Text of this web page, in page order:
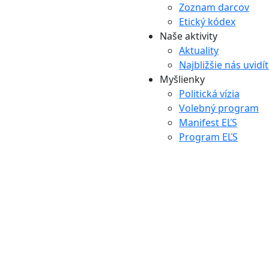
Zoznam darcov
Etický kódex
Naše aktivity
Aktuality
Najbližšie nás
Myšlienky
Politická vízia
Volebný program
Manifest EĽS
Program EĽS